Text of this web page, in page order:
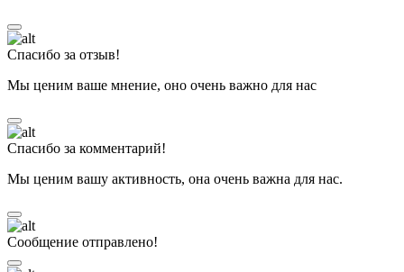
Спасибо за отзыв!
Мы ценим ваше мнение, оно очень важно для нас
Спасибо за комментарий!
Мы ценим вашу активность, она очень важна для нас.
Сообщение отправлено!